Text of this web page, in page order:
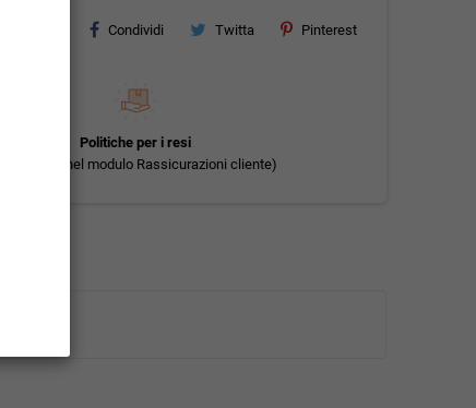
Condividi Twitta Pinterest
Politiche per i resi
(modificale nel modulo Rassicurazioni cliente)